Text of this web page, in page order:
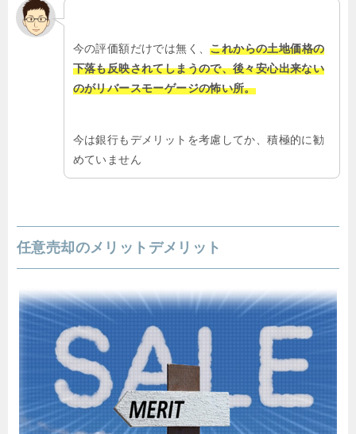
今の評価額だけでは無く、これからの土地価格の
下落も反映されてしまうので、後々安心出来ない
のがリバースモーゲージの怖い所。
今は銀行もデメリットを考慮してか、積極的に勧
めていません
任意売却のメリットデメリット